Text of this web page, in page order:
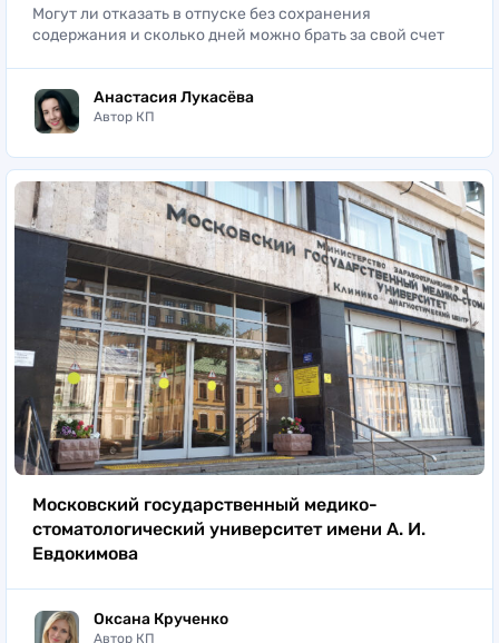
Могут ли отказать в отпуске без сохранения
содержания и сколько дней можно брать за свой счет
Анастасия Лукасёва
Автор КП
Московский государственный медико-
стоматологический университет имени А. И.
Евдокимова
Оксана Крученко
Автор КП